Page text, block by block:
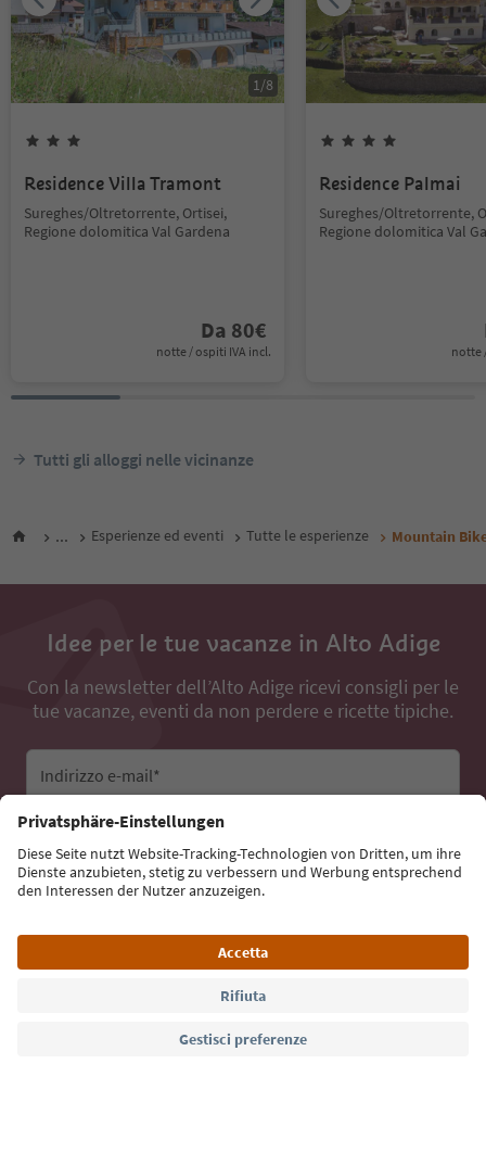
1/8
Residence Villa Tramont
Sureghes/Oltretorrente, Ortisei,
Regione dolomitica Val Gardena
Da 80€
notte / ospiti IVA incl.
Residence Palmai
Sureghes/Oltretorrente,
Regione dolomitica Val
notte
Tutti gli alloggi nelle vicinanze
... Esperienze ed eventi Tutte le esperienze Mountain
Idee per le tue vacanze in Alto Adige
Con la newsletter dell’Alto Adige ricevi consigli per le
tue vacanze, eventi da non perdere e ricette tipiche.
Indirizzo e-mail*
Iscriviti alla newsletter